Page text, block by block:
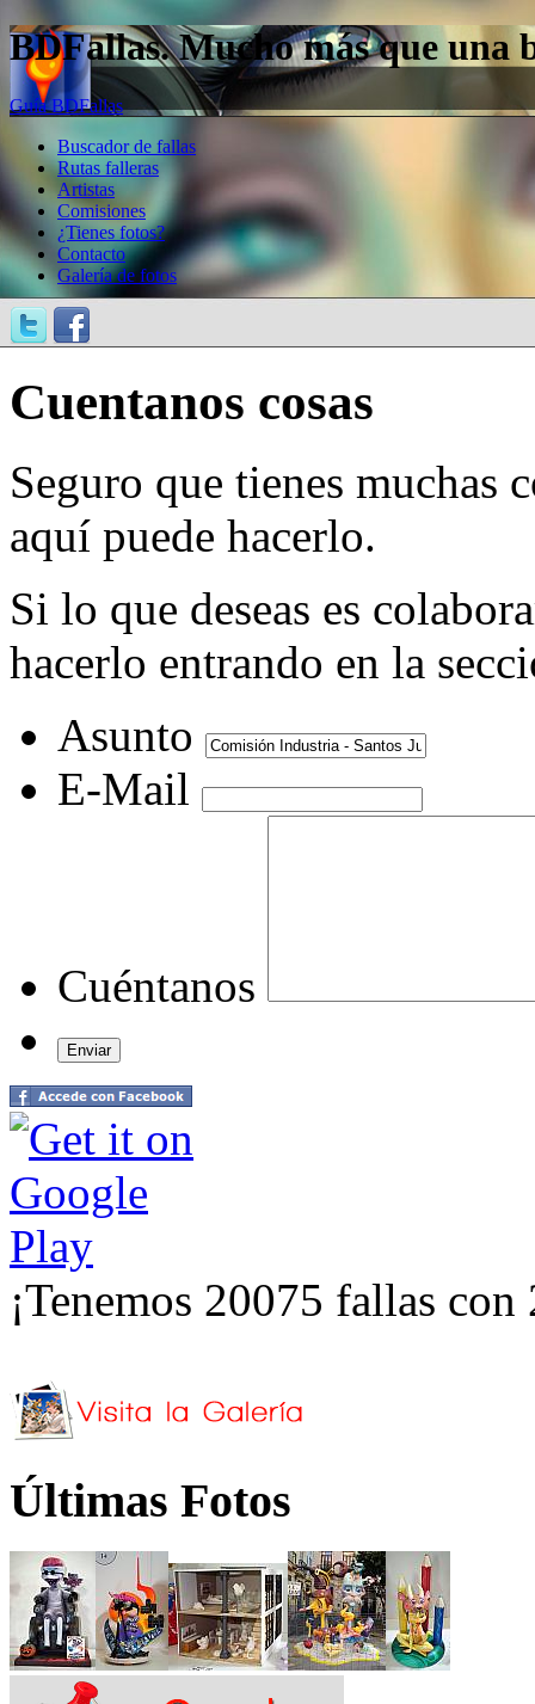
BDFallas. Mucho más que una
Guía BDFallas
Buscador de fallas
Rutas falleras
Artistas
Comisiones
¿Tienes fotos?
Contacto
Galería de fotos
Cuentanos cosas
Seguro que tienes muchas
aquí puede hacerlo.
Si lo que deseas es
hacerlo entrando en la
Asunto
E-Mail
Cuéntanos
¡Tenemos 20075 fallas
Últimas Fotos